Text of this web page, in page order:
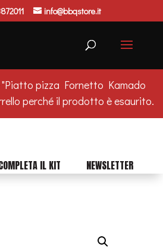
info@bbqstore.it
"Piatto pizza Fornetto Kamado
perché il prodotto è esaurito.
IL KIT NEWSLETTER